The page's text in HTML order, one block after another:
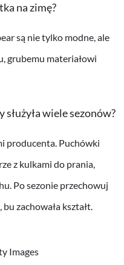
na zimę?
są nie tylko modne, ale
grubemu materiałowi
służyła wiele sezonów?
producenta. Puchówki
z kulkami do prania,
Po sezonie przechowuj
zachowała kształt.
Images